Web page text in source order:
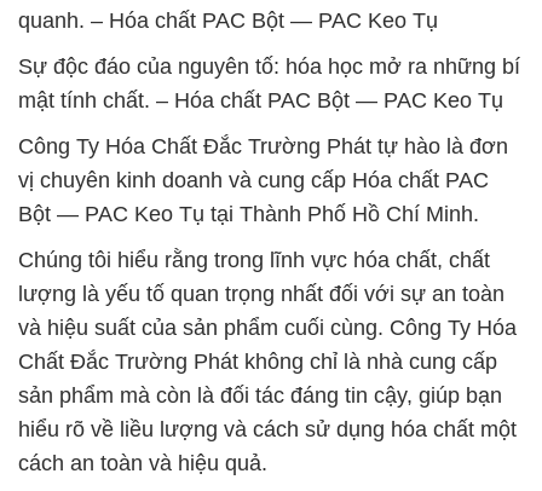
quanh. – Hóa chất PAC Bột — PAC Keo Tụ
Sự độc đáo của nguyên tố: hóa học mở ra những bí
mật tính chất. – Hóa chất PAC Bột — PAC Keo Tụ
Công Ty Hóa Chất Đắc Trường Phát tự hào là đơn
vị chuyên kinh doanh và cung cấp Hóa chất PAC
Bột — PAC Keo Tụ tại Thành Phố Hồ Chí Minh.
Chúng tôi hiểu rằng trong lĩnh vực hóa chất, chất
lượng là yếu tố quan trọng nhất đối với sự an toàn
và hiệu suất của sản phẩm cuối cùng. Công Ty Hóa
Chất Đắc Trường Phát không chỉ là nhà cung cấp
sản phẩm mà còn là đối tác đáng tin cậy, giúp bạn
hiểu rõ về liều lượng và cách sử dụng hóa chất một
cách an toàn và hiệu quả.